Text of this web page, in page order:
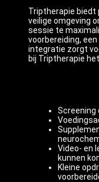
Triptherapie biedt
veilige omgeving
sessie te
voorbereiding,
integratie zorgt
bij Triptherapie
Screening
Video- en
kunnen
Kleine